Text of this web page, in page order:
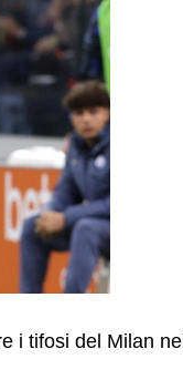
i tifosi del Milan nel